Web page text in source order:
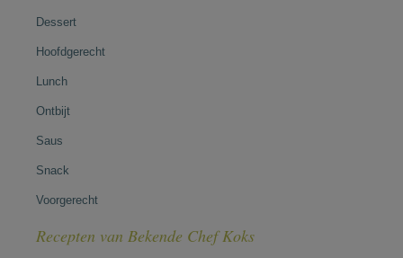
Dessert
Hoofdgerecht
Lunch
Ontbijt
Saus
Snack
Voorgerecht
Recepten van Bekende Chef Koks